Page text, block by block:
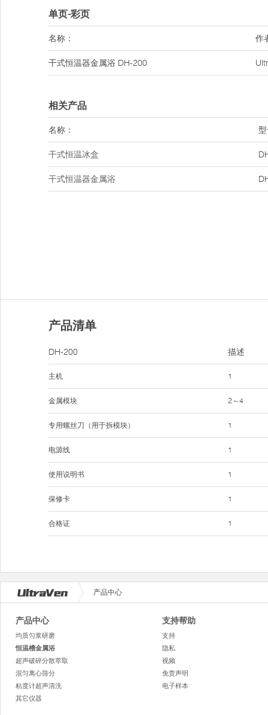
单页-彩页
名称： 作
干式恒温器金属浴 DH-200
相关产品
名称：
干式恒温冰盒
干式恒温器金属浴
产品清单
DH-200
主机
金属模块
专用螺丝刀（用于拆模块）
电源线
使用说明书
保修卡
合格证
描述
1
2～4
1
1
1
1
1
产品中心
产品中心
均质匀浆研磨
恒温槽金属浴
超声破碎分散萃取
混匀离心筛分
粘度计超声清洗
其它仪器
支持帮助
支持
隐私
视频
免责声明
电子样本